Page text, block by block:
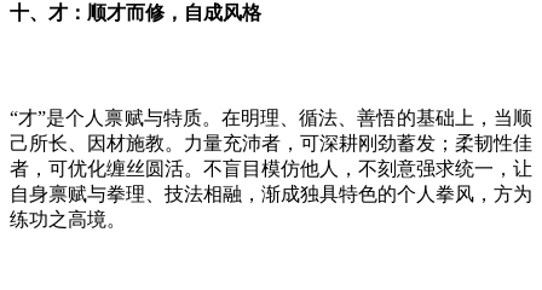
十、才：顺才而修，自成风格
“才”是个人禀赋与特质。在明理、循法、善悟的基础上，当顺
己所长、因材施教。力量充沛者，可深耕刚劲蓄发；柔韧性佳
者，可优化缠丝圆活。不盲目模仿他人，不刻意强求统一，让
自身禀赋与拳理、技法相融，渐成独具特色的个人拳风，方为
练功之高境。